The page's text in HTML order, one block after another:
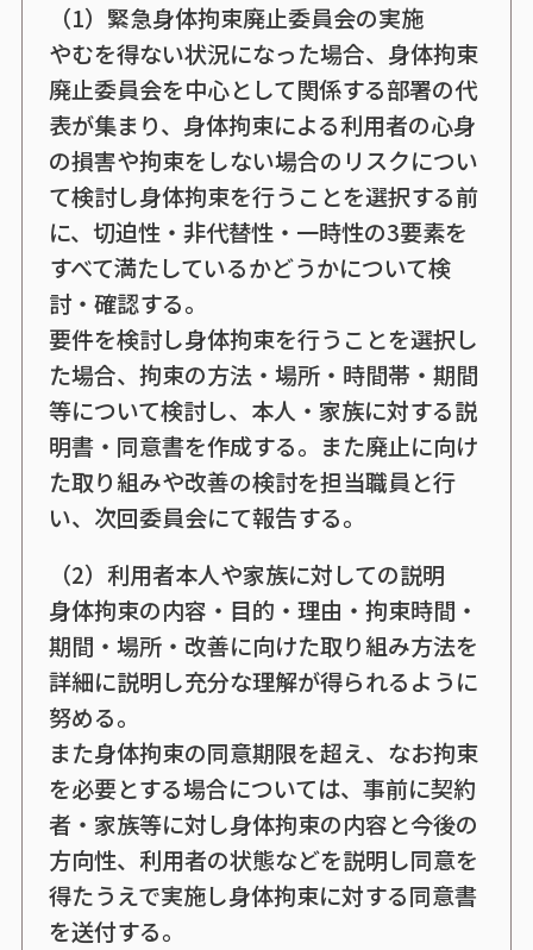
（1）緊急身体拘束廃止委員会の実施
やむを得ない状況になった場合、身体拘束
廃止委員会を中心として関係する部署の代
表が集まり、身体拘束による利用者の心身
の損害や拘束をしない場合のリスクについ
て検討し身体拘束を行うことを選択する前
に、切迫性・非代替性・一時性の3要素を
すべて満たしているかどうかについて検
討・確認する。
要件を検討し身体拘束を行うことを選択し
た場合、拘束の方法・場所・時間帯・期間
等について検討し、本人・家族に対する説
明書・同意書を作成する。また廃止に向け
た取り組みや改善の検討を担当職員と行
い、次回委員会にて報告する。
（2）利用者本人や家族に対しての説明
身体拘束の内容・目的・理由・拘束時間・
期間・場所・改善に向けた取り組み方法を
詳細に説明し充分な理解が得られるように
努める。
また身体拘束の同意期限を超え、なお拘束
を必要とする場合については、事前に契約
者・家族等に対し身体拘束の内容と今後の
方向性、利用者の状態などを説明し同意を
得たうえで実施し身体拘束に対する同意書
を送付する。